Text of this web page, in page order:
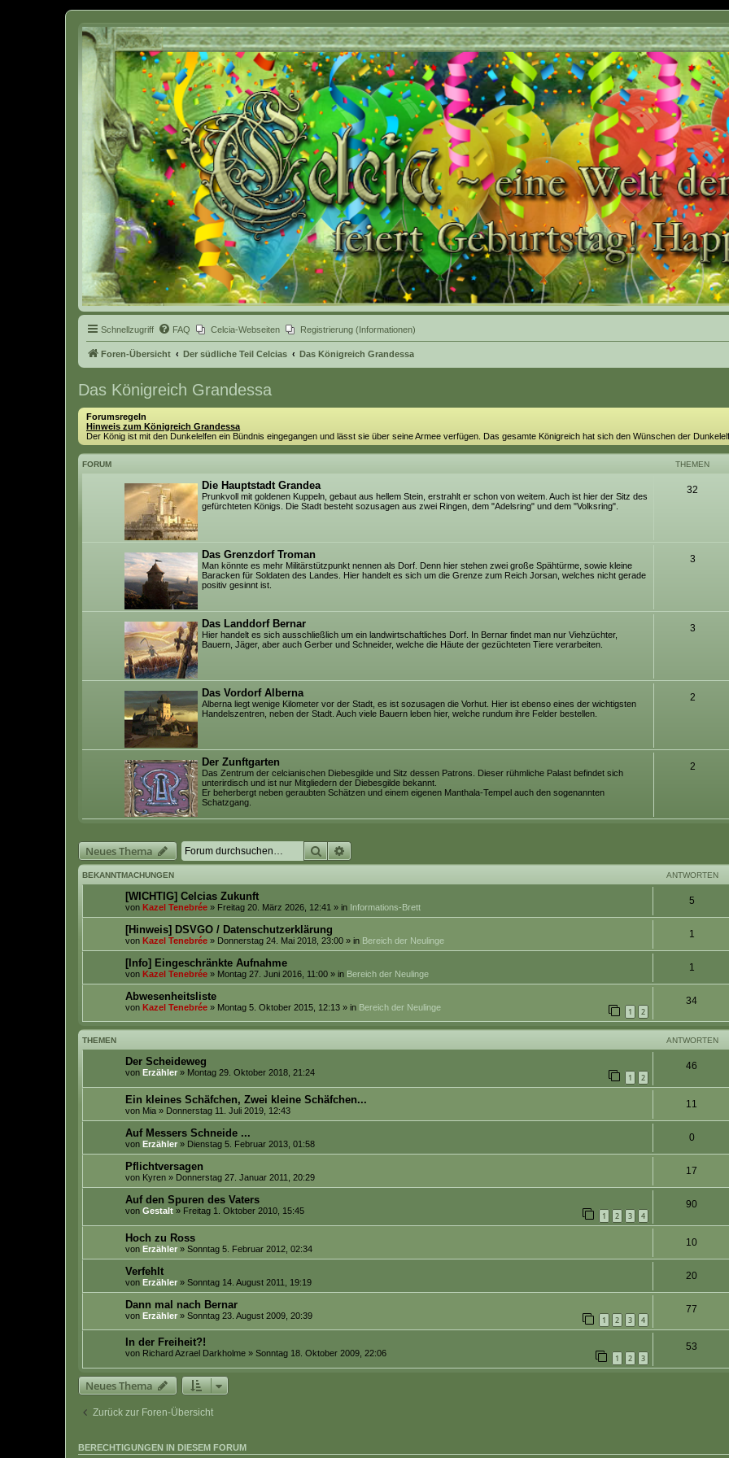
Celcia - eine Welt der Fantasy
Schnellzugriff FAQ Celcia-Webseiten Registrierung (Informationen)
Foren-Übersicht Der südliche Teil Celcias Das Königreich Grandessa
Das Königreich Grandessa
Forumsregeln
Hinweis zum Königreich Grandessa
Der König ist mit den Dunkelelfen ein Bündnis eingegangen und lässt sie über seine Armee verfügen. Das gesamte Königreich hat sich den Wünschen der
FORUM THEMEN
Die Hauptstadt Grandea
Prunkvoll mit goldenen Kuppeln, gebaut aus hellem Stein, erstrahlt er schon von weitem. Auch ist hier der Sitz des
gefürchteten Königs. Die Stadt besteht sozusagen aus zwei Ringen, dem "Adelsring" und dem "Volksring".
32
Das Grenzdorf Troman
Man könnte es mehr Militärstützpunkt nennen als Dorf. Denn hier stehen zwei große Spähtürme, sowie kleine
Baracken für Soldaten des Landes. Hier handelt es sich um die Grenze zum Reich Jorsan, welches nicht gerade
positiv gesinnt ist.
3
Das Landdorf Bernar
Hier handelt es sich ausschließlich um ein landwirtschaftliches Dorf. In Bernar findet man nur Viehzüchter,
Bauern, Jäger, aber auch Gerber und Schneider, welche die Häute der gezüchteten Tiere verarbeiten.
3
Das Vordorf Alberna
Alberna liegt wenige Kilometer vor der Stadt, es ist sozusagen die Vorhut. Hier ist ebenso eines der wichtigsten
Handelszentren, neben der Stadt. Auch viele Bauern leben hier, welche rundum ihre Felder bestellen.
2
Der Zunftgarten
Das Zentrum der celcianischen Diebesgilde und Sitz dessen Patrons. Dieser rühmliche Palast befindet sich
unterirdisch und ist nur Mitgliedern der Diebesgilde bekannt.
Er beherbergt neben geraubten Schätzen und einem eigenen Manthala-Tempel auch den sogenannten
Schatzgang.
2
Neues Thema SucheErweiterte Suche
BEKANNTMACHUNGEN ANTWORTEN
[WICHTIG] Celcias Zukunft
von Kazel Tenebrée » Freitag 20. März 2026, 12:41 » in Informations-Brett
5
[Hinweis] DSVGO / Datenschutzerklärung
von Kazel Tenebrée » Donnerstag 24. Mai 2018, 23:00 » in Bereich der Neulinge
1
[Info] Eingeschränkte Aufnahme
von Kazel Tenebrée » Montag 27. Juni 2016, 11:00 » in Bereich der Neulinge
1
Abwesenheitsliste
von Kazel Tenebrée » Montag 5. Oktober 2015, 12:13 » in Bereich der Neulinge 1 2
34
THEMEN ANTWORTEN
Der Scheideweg
von Erzähler » Montag 29. Oktober 2018, 21:24 1 2
46
Ein kleines Schäfchen, Zwei kleine Schäfchen...
von Mia » Donnerstag 11. Juli 2019, 12:43
11
Auf Messers Schneide ...
von Erzähler » Dienstag 5. Februar 2013, 01:58
0
Pflichtversagen
von Kyren » Donnerstag 27. Januar 2011, 20:29
17
Auf den Spuren des Vaters
von Gestalt » Freitag 1. Oktober 2010, 15:45 1 2 3 4
90
Hoch zu Ross
von Erzähler » Sonntag 5. Februar 2012, 02:34
10
Verfehlt
von Erzähler » Sonntag 14. August 2011, 19:19
20
Dann mal nach Bernar
von Erzähler » Sonntag 23. August 2009, 20:39 1 2 3 4
77
In der Freiheit?!
von Richard Azrael Darkholme » Sonntag 18. Oktober 2009, 22:06 1 2 3
53
Neues Thema
Zurück zur Foren-Übersicht
BERECHTIGUNGEN IN DIESEM FORUM